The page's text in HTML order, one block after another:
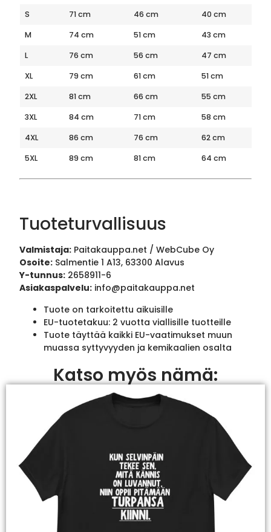
S
71 cm 46 cm
40 cm
M
74 cm 51 cm
43 cm
L
76 cm 56 cm
47 cm
XL
79 cm 61 cm
51 cm
2XL
81 cm 66 cm
55 cm
3XL
84 cm 71 cm
58 cm
4XL
86 cm 76 cm
62 cm
5XL
89 cm 81 cm 64 cm
Tuoteturvallisuus
Valmistaja: Paitakauppa.net / WebCube Oy
Osoite: Salmentie 1 A13, 63300 Alavus
Y-tunnus: 2658911-6
Asiakaspalvelu: info@paitakauppa.net
Tuote on tarkoitettu aikuisille
EU-tuotetakuu: 2 vuotta viallisille tuotteille
Tuote täyttää kaikki EU-vaatimukset muun
muassa syttyvyyden ja kemikaalien osalta
Katso myös nämä: